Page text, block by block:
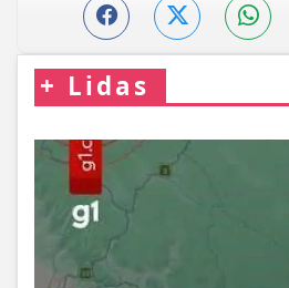
+ Lidas